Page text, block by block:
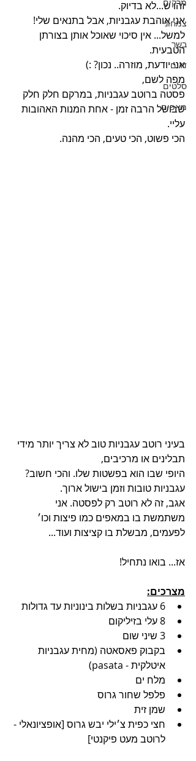
צמחוני
בשר
דגים
סלטים
מאפים
זהו ש...לא בדיוק.
אני אוהבת עגבניות, אבל בתנאים שלי!
למשל... אין סיכוי שאוכל אותן בצורתן
הטבעית.
אני יודעת, מוזרה.. נכון? :)
מפה לשם,
פסטה ברוטב עגבניות, במרקם חלק חלק
שבושל הרבה זמן - אחת המנות האהובות
עליי.
הכי פשוט, הכי טעים, הכי מהנה.
בעיני רוטב עגבניות טוב לא צריך יותר מידי
תבלינים או מרכיבים,
היופי שבו הוא בפשטות שלו. והכי חשוב?
עגבניות טובות וזמן בישול ארוך.
אגב, זה לא רוטב רק לפסטה. אני
משתמשת בו במאפים כמו פיצות וכו׳
לפעמים, מבשלת בו קציצות ועוד...
אז... בואו נתחיל!
מצרכים:
6 עגבניות בשלות בינוניות עד גדולות
8 עלי בזיליקום
3 שיני שום
בקבוק פאסאטה (מחית עגבניות
איטלקית - pasata)
מלח ים
פלפל שחור גרוס
שמן זית
חצי כפית צ׳ילי יבש גרוס [אופציונאלי -
לרוטב מעט פיקנטי]